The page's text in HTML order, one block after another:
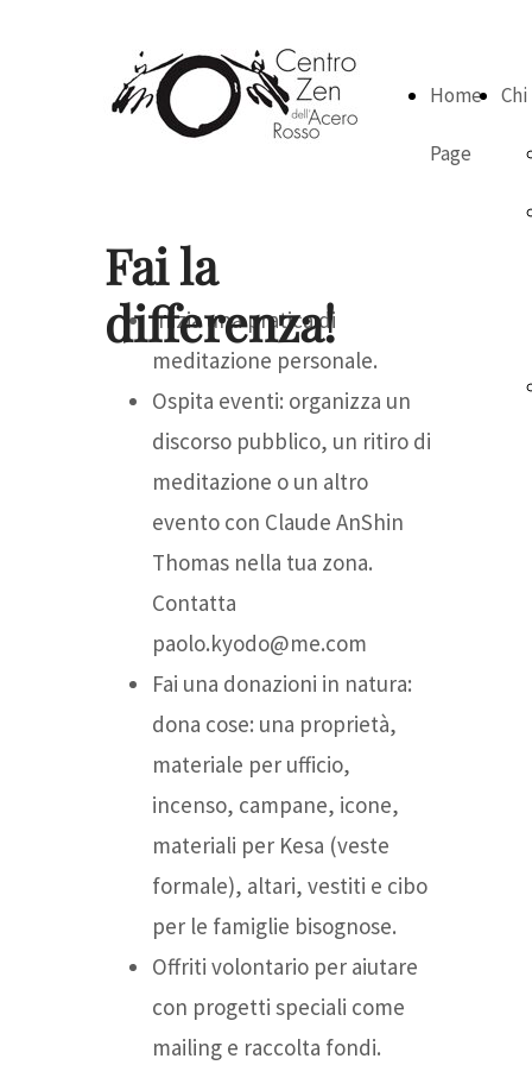
Home
Page
Fai la
differenza!
Inizia una pratica di
meditazione personale.
Ospita eventi: organizza un
discorso pubblico, un ritiro di
meditazione o un altro
evento con Claude AnShin
Thomas nella tua zona.
Contatta
paolo.kyodo@me.com
Fai una donazioni in natura:
dona cose: una proprietà,
materiale per ufficio,
incenso, campane, icone,
materiali per Kesa (veste
formale), altari, vestiti e cibo
per le famiglie bisognose.
Offriti volontario per aiutare
con progetti speciali come
mailing e raccolta fondi.